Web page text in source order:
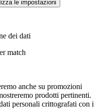
le impostazioni
dei dati
match
anche su promozioni
prodotti pertinenti.
personali crittografati con i